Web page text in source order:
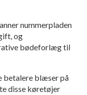
nummerpladen
og
bødeforlæg til
betalere blæser på
disse køretøjer